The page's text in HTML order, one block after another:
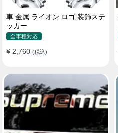
車 金属 ライオン ロゴ 装飾ステ
ッカー
全車種対応
¥ 2,760 (税込)